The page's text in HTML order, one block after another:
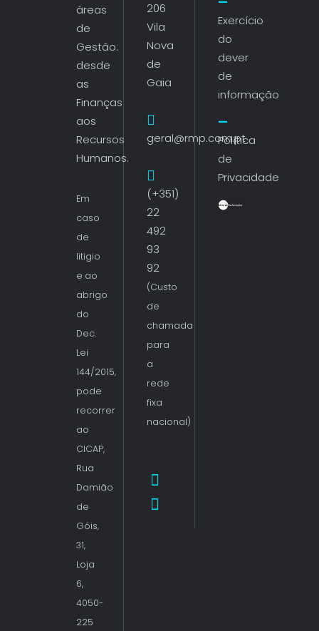
áreas
de
Gestão:
desde
as
Finanças
aos
Recursos
Humanos.
Em
caso
de
litigio
e ao
abrigo
do
Dec.
Lei
144/2015,
pode
recorrer
ao
CICAP,
Rua
Damião
de
Góis,
31,
Loja
6,
4050-
225
206
Vila
Nova
de
Gaia
geral@rmp.com.pt
(+351)
22
492
93
92
(Custo
de
chamada
para
a
rede
fixa
nacional)
Exercício
do
dever
de
informação
Política
de
Privacidade